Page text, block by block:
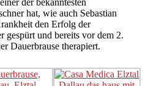
hat, wie auch Sebastian
den Erfolg der
gespürt und bereits vor dem 2.
Dauerbrause therapiert.